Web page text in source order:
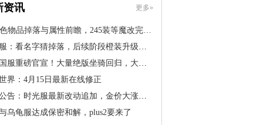
资讯 更多»
物品掉落与属性前瞻，245装等魔改完…
：看名字猜掉落，后续阶段橙装升级道…
服重磅官宣！大量绝版坐骑回归，大米…
界：4月15日最新在线修正
告：时光服最新改动追加，金价大涨！…
乌龟服达成保密和解，plus2要来了